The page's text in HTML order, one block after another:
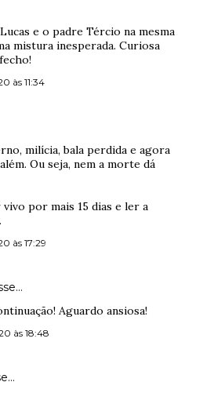
e o padre Tércio na mesma
mistura inesperada. Curiosa
às 11:34
milícia, bala perdida e agora
Ou seja, nem a morte dá
por mais 15 dias e ler a
às 17:29
Aguardo ansiosa!
às 18:48